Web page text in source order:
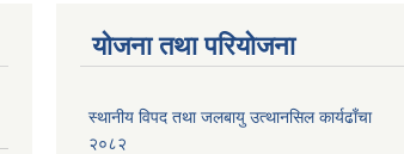
योजना तथा परियोजना
स्थानीय विपद तथा जलबायु उत्थानसिल कार्यढाँचा
२०८२